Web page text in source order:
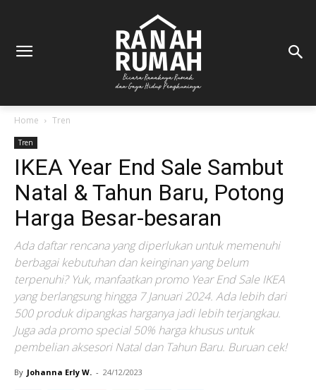
Home Tren
Tren
IKEA Year End Sale Sambut
Natal & Tahun Baru, Potong
Harga Besar-besaran
Ada daftar rencana yang diperlukan untuk memenuhi
berbagai kebutuhan dan keinginan yang belum
terpenuhi? Yuk, manfaatkan promo Year End Sale IKEA
yang berlangsung hingga 7 Januari 2024. Ada lebih dari
500 produk dipangkas harganya jadi lebih terjangkau.
Juga ada promo special 50% harga khusus untuk
pembelian aksesori Natal dan Tahun Baru. Buruan cek!
By Johanna Erly W. - 24/12/2023